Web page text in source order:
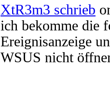
XtR3m3 schrieb
ich bekomme die
Ereignisanzeige
WSUS nicht